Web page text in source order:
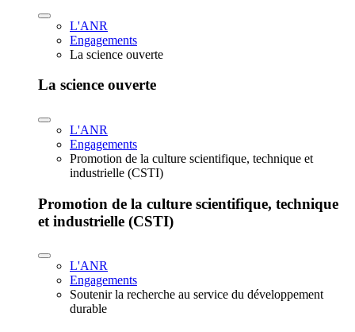
L'ANR
Engagements
La science ouverte
La science ouverte
L'ANR
Engagements
Promotion de la culture scientifique, technique et
industrielle (CSTI)
Promotion de la culture scientifique, technique
et industrielle (CSTI)
L'ANR
Engagements
Soutenir la recherche au service du développement
durable